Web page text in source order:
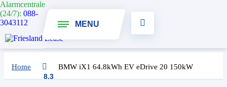
Alarmcentrale
(24/7): 088-
3043112
8.3
MENU
Home BMW iX1 64.8kWh EV eDrive 20 150kW
Onderweg naar je nieuwe auto
Auto aanvragen